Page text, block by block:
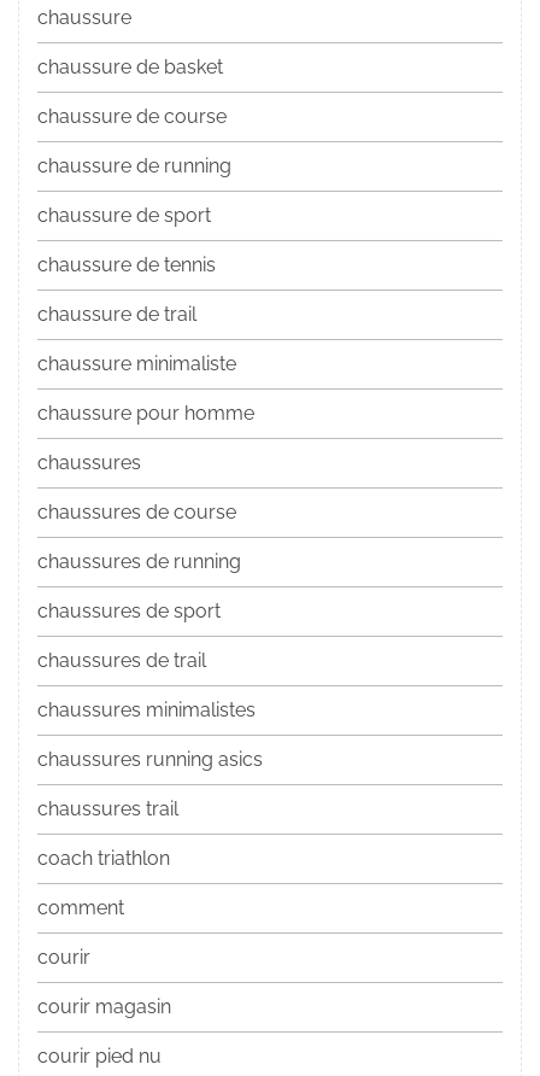
chaussure
chaussure de basket
chaussure de course
chaussure de running
chaussure de sport
chaussure de tennis
chaussure de trail
chaussure minimaliste
chaussure pour homme
chaussures
chaussures de course
chaussures de running
chaussures de sport
chaussures de trail
chaussures minimalistes
chaussures running asics
chaussures trail
coach triathlon
comment
courir
courir magasin
courir pied nu